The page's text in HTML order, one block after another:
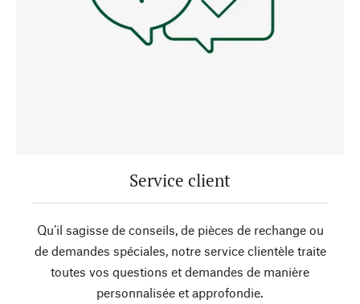
Service client
Qu’il sagisse de conseils, de pièces de rechange ou
de demandes spéciales, notre service clientèle traite
toutes vos questions et demandes de manière
personnalisée et approfondie.